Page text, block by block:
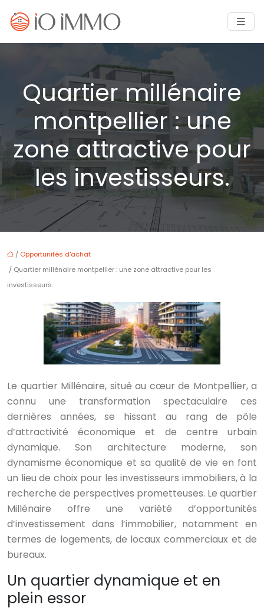
Quartier millénaire
montpellier : une
zone attractive pour
les investisseurs.
/ Opportunités d'achat
/ Quartier millénaire montpellier : une zone attractive pour les
investisseurs.
Le quartier Millénaire, situé au cœur de Montpellier, a
connu une transformation spectaculaire ces
dernières années, se hissant au rang de pôle
d’attractivité économique et de centre urbain
dynamique. Son architecture moderne, son
dynamisme économique et sa qualité de vie en font
un lieu de choix pour les investisseurs immobiliers, à la
recherche de perspectives prometteuses. Le quartier
Millénaire offre une variété d’opportunités
d’investissement dans l’immobilier, notamment en
termes de logements, de locaux commerciaux et de
bureaux.
Un quartier dynamique et en
plein essor